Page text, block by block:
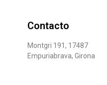
Contacto
Montgri 191, 17487
Empuriabrava, Girona